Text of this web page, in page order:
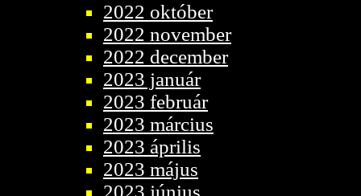
2022 október
2022 november
2022 december
2023 január
2023 február
2023 március
2023 április
2023 május
2023 június